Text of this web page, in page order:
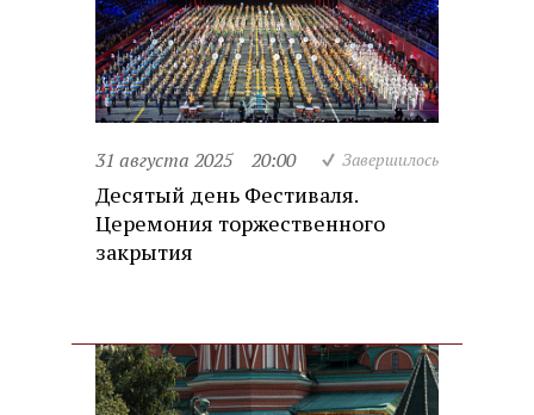
31 августа 2025 20:00 Завершилось
Десятый день Фестиваля.
Церемония торжественного
закрытия